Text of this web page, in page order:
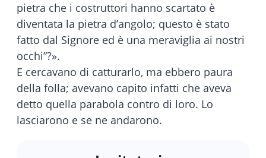
pietra che i costruttori hanno scartato è
diventata la pietra d’angolo; questo è stato
fatto dal Signore ed è una meraviglia ai nostri
occhi”?».
E cercavano di catturarlo, ma ebbero paura
della folla; avevano capito infatti che aveva
detto quella parabola contro di loro. Lo
lasciarono e se ne andarono.